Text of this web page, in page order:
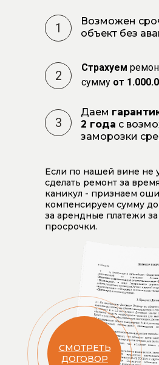
Если по нашей вине не
сделать ремонт за
каникул - признаем
компенсируем сумму
за арендные платежи
просрочки.
Страхуем
сумму от
2
Даем
2 года с
заморозки
3
СМОТРЕТЬ
ДОГОВОР
1
Возможен
объект без